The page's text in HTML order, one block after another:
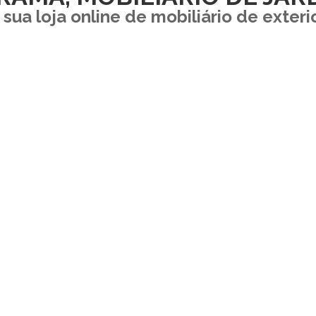
sua loja online de mobiliário de